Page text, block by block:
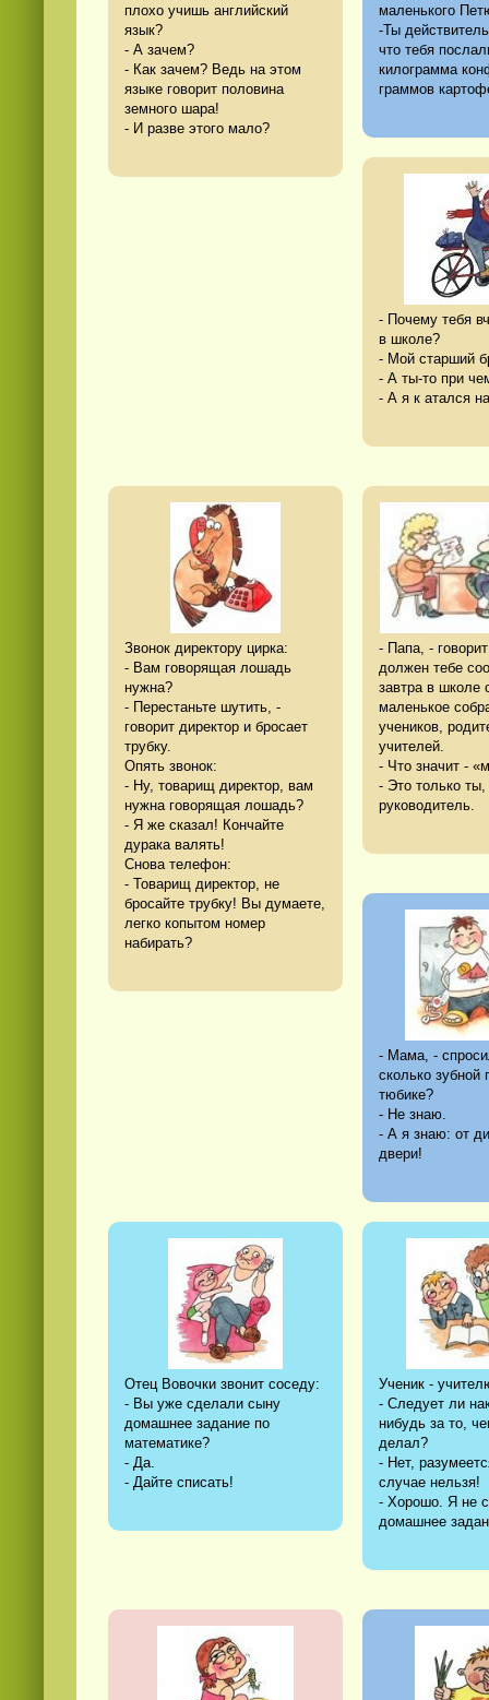
плохо учишь английский
язык?
- А зачем?
- Как зачем? Ведь на этом
языке говорит половина
земного шара!
- И разве этого мало?
маленького
-Ты
что тебя
килограмма
граммов
- Почему тебя
в школе?
- Мой старший
- А ты-то при
- А я к атался
Звонок директору цирка:
- Вам говорящая лошадь
нужна?
- Перестаньте шутить, -
говорит директор и бросает
трубку.
Опять звонок:
- Ну, товарищ директор, вам
нужна говорящая лошадь?
- Я же сказал! Кончайте
дурака валять!
Снова телефон:
- Товарищ директор, не
бросайте трубку! Вы думаете,
легко копытом номер
набирать?
- Папа, -
должен тебе
завтра в школе
маленькое
учеников,
учителей.
- Что значит -
- Это только
руководитель.
- Мама, -
сколько зубной
тюбике?
- Не знаю.
- А я знаю: от
двери!
Отец Вовочки звонит соседу:
- Вы уже сделали сыну
домашнее задание по
математике?
- Да.
- Дайте списать!
Ученик -
- Следует ли
нибудь за то,
делал?
- Нет,
случае нельзя!
- Хорошо. Я не
домашнее